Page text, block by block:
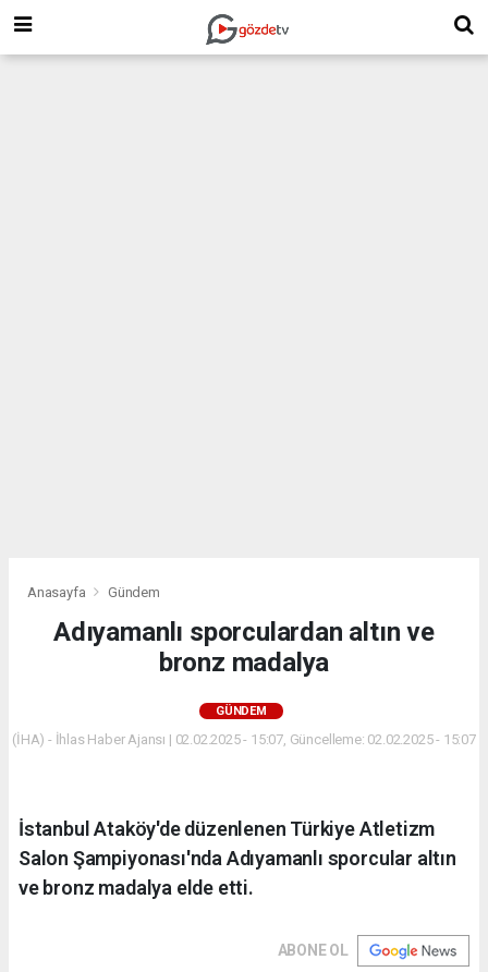
Anasayfa Gündem
Adıyamanlı sporculardan altın ve
bronz madalya
GÜNDEM
(İHA) - İhlas Haber Ajansı | 02.02.2025 - 15:07, Güncelleme: 02.02.2025 - 15:07
İstanbul Ataköy'de düzenlenen Türkiye Atletizm
Salon Şampiyonası'nda Adıyamanlı sporcular altın
ve bronz madalya elde etti.
ABONE OL